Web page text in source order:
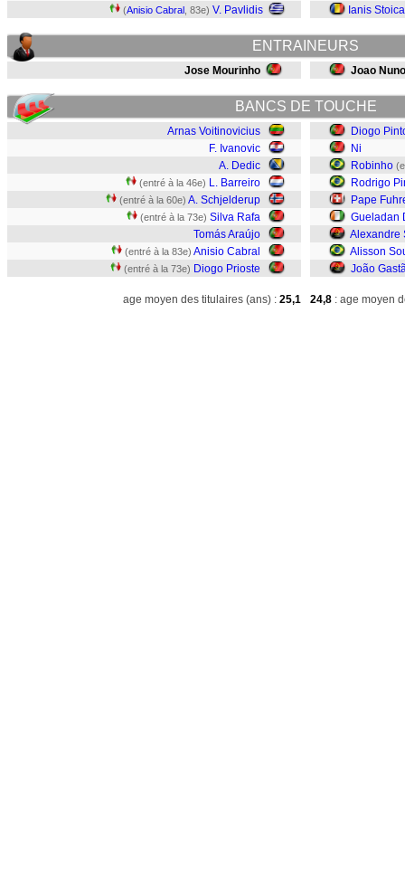
(Anisio Cabral , 83e) V. Pavlidis
Ianis Stoica
ENTRAINEURS
Jose Mourinho Joao Nuno
BANCS DE TOUCHE
Arnas Voitinovicius
F. Ivanovic
A. Dedic
(entré à la 46e) L. Barreiro
(entré à la 60e) A. Schjelderup
(entré à la 73e) Silva Rafa
Tomás Araújo
(entré à la 83e) Anisio Cabral
(entré à la 73e) Diogo Prioste
Diogo
Ni
Robinho
Rodrigo
Pape
Gueladan
Alexandre
Alisson
João
age moyen des titulaires (ans) : 25,1 24,8 : age moyen